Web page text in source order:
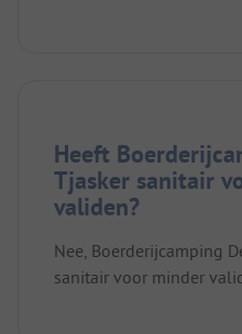
Heeft
Tjasker sanitair
validen?
Nee, Boerderijcamping
sanitair voor minder